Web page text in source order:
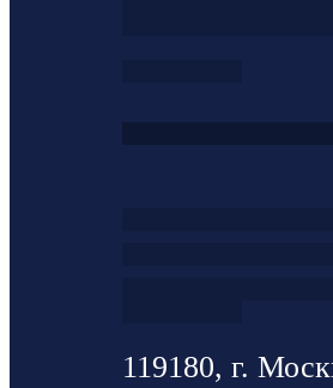
119180, г.